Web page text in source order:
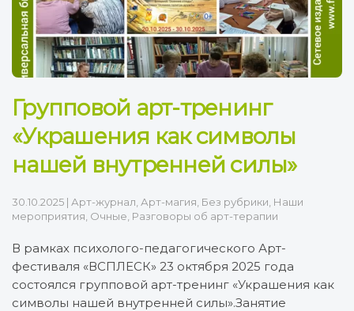
Групповой арт-тренинг
«Украшения как символы
нашей внутренней силы»
30.10.2025 | Арт-журнал Арт-магия Без рубрики Наши
мероприятия Очные Разговоры об арт-терапии
В рамках психолого-педагогического Арт-
фестиваля «ВСПЛЕСК» 23 октября 2025 года
состоялся групповой арт-тренинг «Украшения как
символы нашей внутренней силы».Занятие